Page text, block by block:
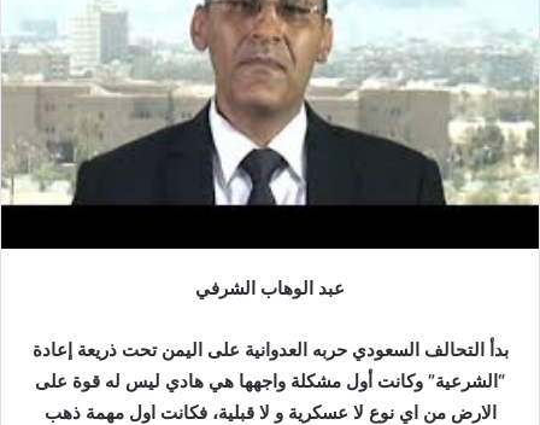
عبد الوهاب الشرفي
بدأ التحالف السعودي حربه العدوانية على اليمن تحت ذريعة إعادة
“الشرعية” وكانت أول مشكلة واجهها هي هادي ليس له قوة على
الارض من اي نوع لا عسكرية و لا قبلية، فكانت اول مهمة ذهب